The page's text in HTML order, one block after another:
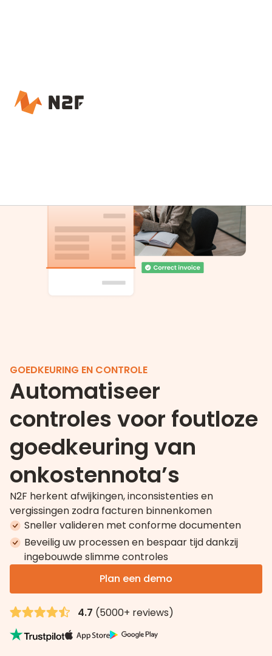
GOEDKEURING EN CONTROLE
Automatiseer
controles voor foutloze
goedkeuring van
onkostennota’s
N2F herkent afwijkingen, inconsistenties en
vergissingen zodra facturen binnenkomen
Sneller valideren met conforme documenten
Beveilig uw processen en bespaar tijd dankzij
ingebouwde slimme controles
Plan een demo
4.7 (5000+ reviews)